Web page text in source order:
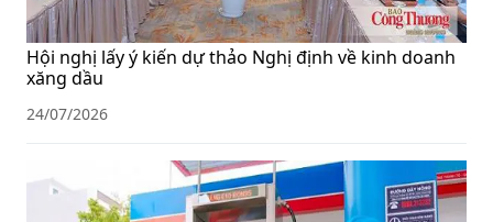
Hội nghị lấy ý kiến dự thảo Nghị định về kinh doanh
xăng dầu
24/07/2026